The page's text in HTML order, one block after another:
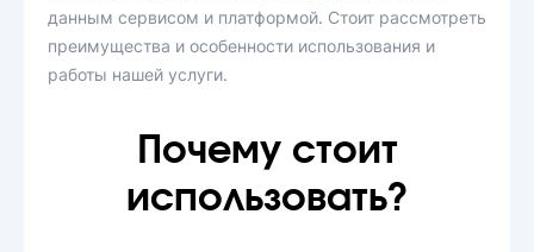
данным сервисом и платформой. Стоит рассмотреть
преимущества и особенности использования и
работы нашей услуги.
Почему стоит
использовать?